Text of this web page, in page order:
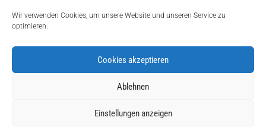
Wir verwenden Cookies, um unsere Website und unseren Service zu
optimieren.
Cookies akzeptieren
Ablehnen
Einstellungen anzeigen